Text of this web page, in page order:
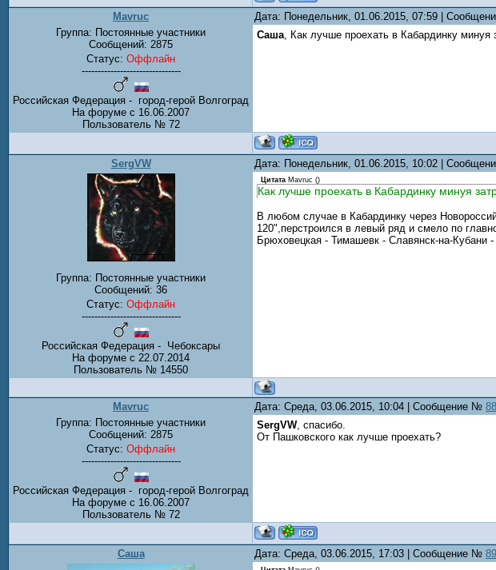
Mavruc Дата: Понедельник, 01.06.2015, 07:59 |
Группа: Постоянные участники
Сообщений: 2875
Статус: Оффлайн
-------------------------------
Российская Федерация - город-герой Волгоград
На форуме с 16.06.2007
Пользователь № 72
Саша, Как лучше проехать в Кабардинку минуя
SergVW Дата: Понедельник, 01.06.2015, 10:02 |
Группа: Постоянные участники
Сообщений: 36
Статус: Оффлайн
-------------------------------
Российская Федерация - Чебоксары
На форуме с 22.07.2014
Пользователь № 14550
Цитата Mavruc ()
Как лучше проехать в Кабардинку минуя
В любом случае в Кабардинку через
120",перстроился в левый ряд и смело по
Брюховецкая - Тимашевк - Славянск-на-Кубани
Mavruc Дата: Среда, 03.06.2015, 10:04 | Сообщение № 88
Группа: Постоянные участники
Сообщений: 2875
Статус: Оффлайн
-------------------------------
Российская Федерация - город-герой Волгоград
На форуме с 16.06.2007
Пользователь № 72
SergVW, спасибо.
От Пашковского как лучше проехать?
Саша Дата: Среда, 03.06.2015, 17:03 | Сообщение № 89